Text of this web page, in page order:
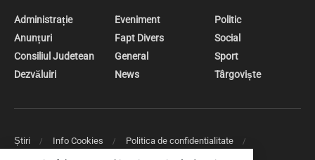
Administrație
Anunțuri
Consiliul Judetean
Dezvăluiri
Eveniment
Fapt Divers
General
News
Politic
Social
Sport
Târgoviște
Știri Info Cookies
Politica de confidentialitate